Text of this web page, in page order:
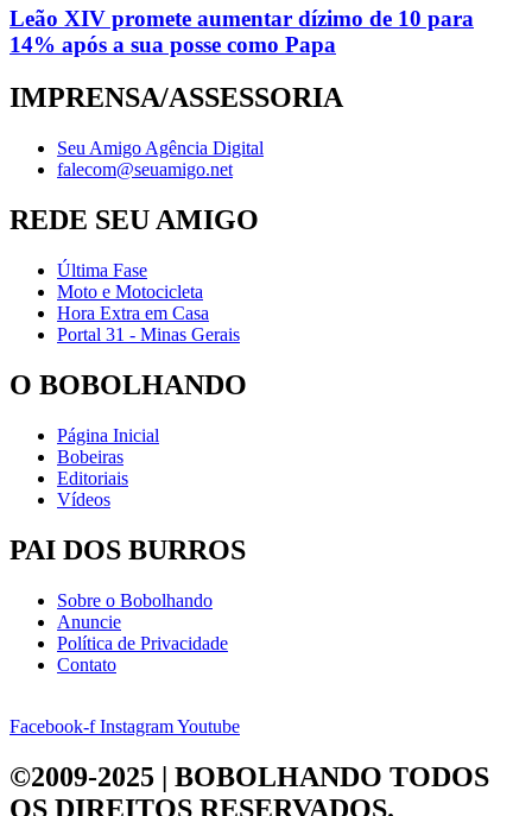
Leão XIV promete aumentar dízimo de 10 para
14% após a sua posse como Papa
IMPRENSA/ASSESSORIA
Seu Amigo Agência Digital
falecom@seuamigo.net
REDE SEU AMIGO
Última Fase
Moto e Motocicleta
Hora Extra em Casa
Portal 31 - Minas Gerais
O BOBOLHANDO
Página Inicial
Bobeiras
Editoriais
Vídeos
PAI DOS BURROS
Sobre o Bobolhando
Anuncie
Política de Privacidade
Contato
Facebook-f InstagramYoutube
©2009-2025 | BOBOLHANDO TODOS
OS DIREITOS RESERVADOS.